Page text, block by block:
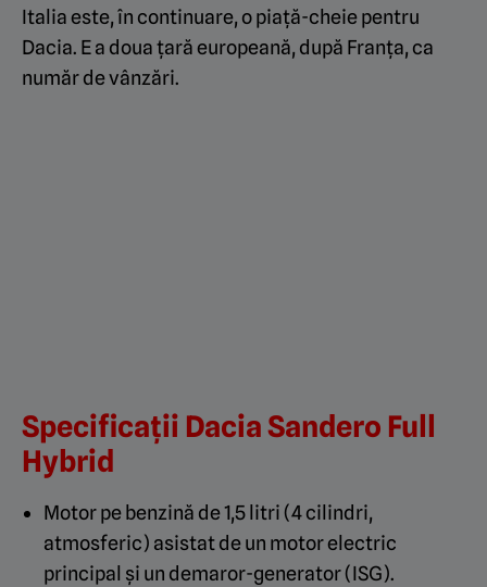
Italia este, în continuare, o piață-cheie pentru
Dacia. E a doua țară europeană, după Franța, ca
număr de vânzări.
Specificații Dacia Sandero Full
Hybrid
Motor pe benzină de 1,5 litri(4 cilindri,
atmosferic) asistat de un motor electric
principal și un demaror-generator (ISG).